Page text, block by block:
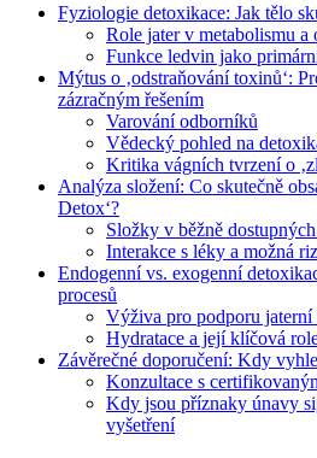
Fyziologie detoxikace: Jak tělo
Role jater v metabolismu a
Funkce ledvin jako
Mýtus o ‚odstraňování toxinů‘:
zázračným řešením
Varování odborníků
Vědecký pohled na
Kritika vágních tvrzení o
Analýza složení: Co skutečně
Detox‘?
Složky v běžně
Interakce s léky a možná
Endogenní vs. exogenní
procesů
Výživa pro podporu jaterní
Hydratace a její klíčová
Závěrečné doporučení: Kdy
Konzultace s
Kdy jsou příznaky únavy
vyšetření